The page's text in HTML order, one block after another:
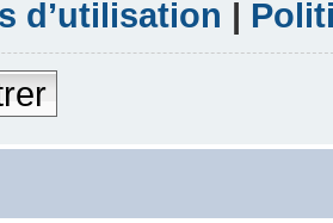
d’utilisation |